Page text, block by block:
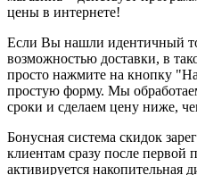
цены в интернете!
Если Вы нашли идентичный
возможностью доставки, в
просто нажмите на кнопку
простую форму. Мы
сроки и сделаем цену ниже,
Бонусная система скидок
клиентам сразу после первой
активируется накопительная